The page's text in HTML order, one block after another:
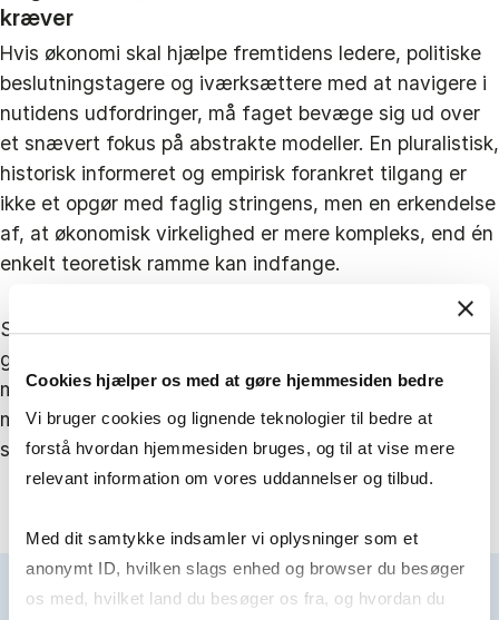
Cookies hjælper os med at gøre hjemmesiden bedre
Vi bruger cookies og lignende teknologier til bedre at
forstå hvordan hjemmesiden bruges, og til at vise mere
relevant information om vores uddannelser og tilbud.
Med dit samtykke indsamler vi oplysninger som et
anonymt ID, hvilken slags enhed og browser du besøger
os med, hvilket land du besøger os fra, og hvordan du
kræver
Hvis økonomi skal hjælpe fremtidens ledere, politiske
beslutningstagere og iværksættere med at navigere i
nutidens udfordringer, må faget bevæge sig ud over
et snævert fokus på abstrakte modeller. En pluralistisk,
historisk informeret og empirisk forankret tilgang er
ikke et opgør med faglig stringens, men en erkendelse
af, at økonomisk virkelighed er mere kompleks, end én
enkelt teoretisk ramme kan indfange.
Spørgsmålet er derfor ikke, om økonomi bør
gentænkes i lyset af virkelighedens kompleksitet –
men hvordan økonomisk tænkning bedre kan afspejle
mangfoldigheden af økonomiske erfaringer og de
strukturelle kræfter, der former dem.